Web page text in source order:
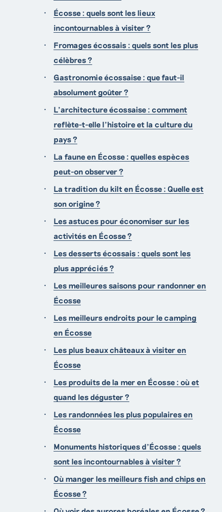
Écosse : quels sont les lieux
incontournables à visiter ?
Fromages écossais : quels sont les plus
célèbres ?
Gastronomie écossaise : que faut-il
absolument goûter ?
L’architecture écossaise : comment
reflète-t-elle l’histoire et la culture du
pays ?
La faune en Écosse : quelles espèces
peut-on observer ?
La tradition du kilt en Écosse : Quelle est
son origine ?
Les astuces pour économiser sur les
activités en Écosse ?
Les desserts écossais : quels sont les
plus appréciés ?
Les meilleures saisons pour randonner en
Écosse
Les meilleurs endroits pour le camping
en Écosse
Les plus beaux châteaux à visiter en
Écosse
Les produits de la mer en Écosse : où et
quand les déguster ?
Les randonnées les plus populaires en
Écosse
Monuments historiques d’Écosse : quels
sont les incontournables à visiter ?
Où manger les meilleurs fish and chips en
Écosse ?